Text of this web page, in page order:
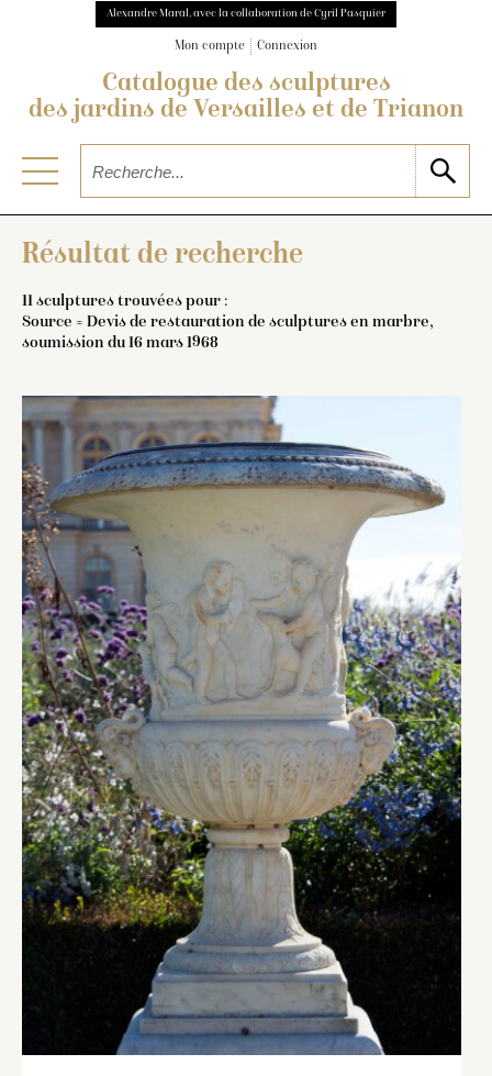
Alexandre Maral, avec la collaboration de Cyril Pasquier
Mon compte Connexion
Catalogue des sculptures
des jardins de Versailles et de Trianon
Résultat de recherche
11 sculptures trouvées pour :
Source = Devis de restauration de sculptures en marbre,
soumission du 16 mars 1968